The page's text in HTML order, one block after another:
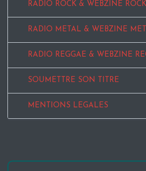
RADIO ROCK & WEBZINE ROCK
RADIO METAL & WEBZINE
RADIO REGGAE & WEBZINE
SOUMETTRE SON TITRE
MENTIONS LEGALES